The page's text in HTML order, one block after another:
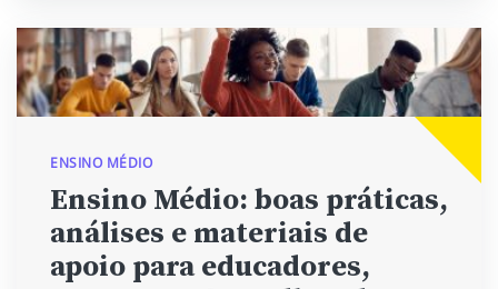
ENSINO MÉDIO
Ensino Médio: boas práticas,
análises e materiais de
apoio para educadores,